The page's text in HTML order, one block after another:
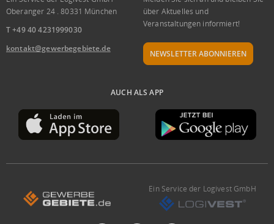
Oberanger 24 . 80331 München
T +49 40 4231999030
kontakt@gewerbegebiete.de
über Aktuelles und
Veranstaltungen informiert!
NEWSLETTER ABONNIEREN
AUCH ALS APP
Ein Service der Logivest GmbH